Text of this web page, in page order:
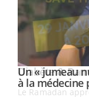
Youtube
Un « jumeau
à la médecine